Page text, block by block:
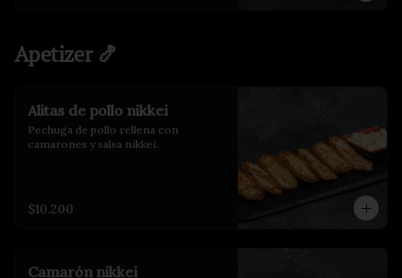
Apetizer 🍤
Alitas de pollo nikkei
Pechuga de pollo rellena con
camarones y salsa nikkei.
$10.200
Camarón nikkei